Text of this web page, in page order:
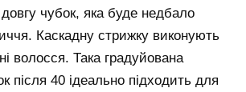
чубок, яка буде недбало
Каскадну стрижку виконують
волосся. Така градуйована
після 40 ідеально підходить для